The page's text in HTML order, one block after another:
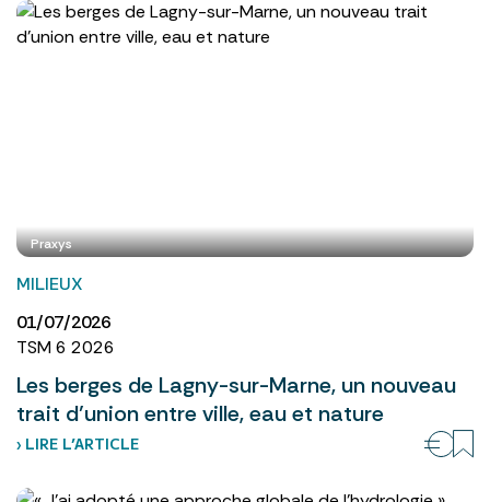
Praxys
MILIEUX
01/07/2026
TSM 6 2026
Les berges de Lagny-sur-Marne, un nouveau
trait d’union entre ville, eau et nature
› LIRE L’ARTICLE